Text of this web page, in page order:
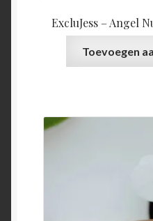
ExcluJess – Angel
Toevoegen